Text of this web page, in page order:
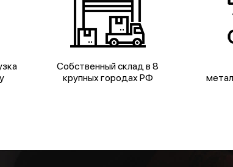
Собственный склад в 8
крупных городах РФ